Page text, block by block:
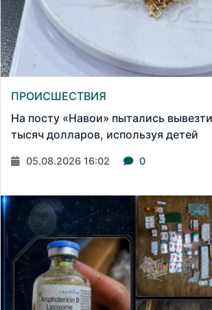
ПРОИСШЕСТВИЯ
На посту «Навои» пытались
тысяч долларов, используя детей
05.08.2026 16:02 0